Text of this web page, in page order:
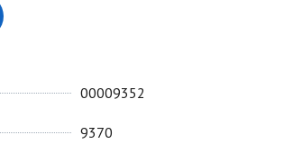
00009352
9370